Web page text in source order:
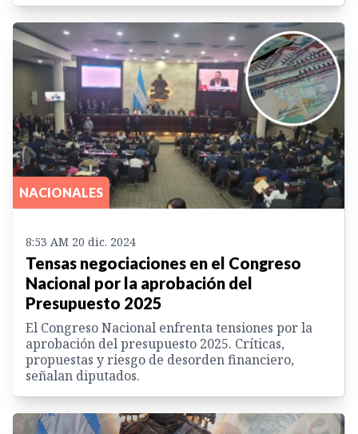
NACIONALES
8:53 AM 20 dic. 2024
Tensas negociaciones en el Congreso
Nacional por la aprobación del
Presupuesto 2025
El Congreso Nacional enfrenta tensiones por la
aprobación del presupuesto 2025. Críticas,
propuestas y riesgo de desorden financiero,
señalan diputados.